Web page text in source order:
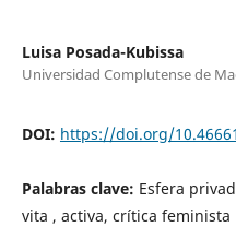
Luisa Posada-Kubissa
Universidad Complutense de
DOI: https://doi.org/
Palabras clave: Esfera
vita , activa, crítica feminista